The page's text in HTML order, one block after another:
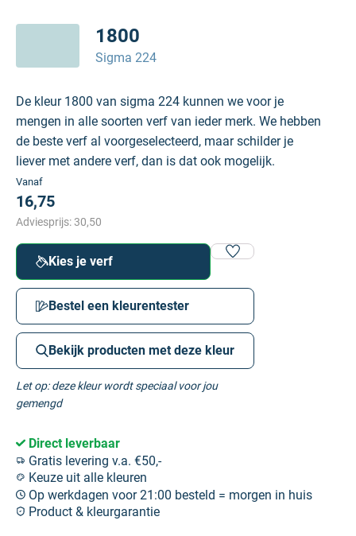
1800
Sigma 224
De kleur 1800 van sigma 224 kunnen we voor je
mengen in alle soorten verf van ieder merk. We hebben
de beste verf al voorgeselecteerd, maar schilder je
liever met andere verf, dan is dat ook mogelijk.
Vanaf
16,75
Adviesprijs:30,50
Kies je verf
Bestel een kleurentester
Bekijk producten met deze kleur
Let op: deze kleur wordt speciaal voor jou
gemengd
Direct leverbaar
Gratis levering v.a. €50,-
Keuze uit alle kleuren
Op werkdagen voor 21:00 besteld = morgen in huis
Product & kleurgarantie